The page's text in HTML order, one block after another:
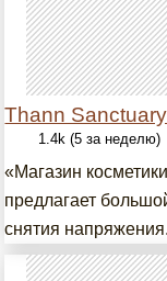
Thann Sanctuary
1.4k (5 за неделю)
«Магазин
предлагает
снятия